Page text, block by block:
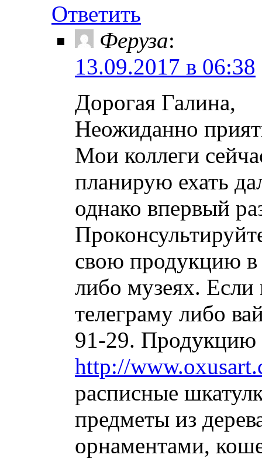
Ответить
Феруза:
13.09.2017 в 06:38
Дорогая Галина,
Неожиданно
Мои коллеги
планирую ехать
однако впервый
свою продукцию в
либо музеях.
телеграму либо
91-29. Продукцию
http://
расписные
предметы из
орнаментами,